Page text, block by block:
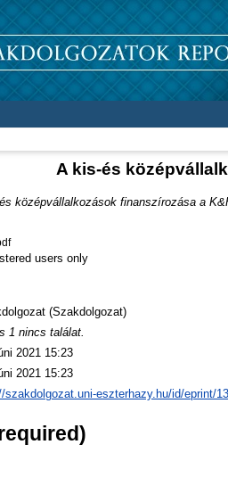
A kis-és
középvállalkozások finanszírozása a
users only
(Szakdolgozat)
1 nincs találat.
2021 15:23
2021 15:23
szakdolgozat.uni-eszterhazy.hu/id/eprint/